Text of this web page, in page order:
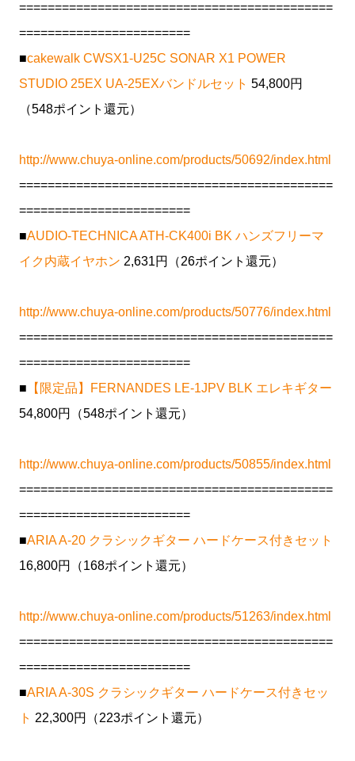
============================================
========================
■cakewalk CWSX1-U25C SONAR X1 POWER
STUDIO 25EX UA-25EXバンドルセット 54,800円
（548ポイント還元）
http://www.chuya-online.com/products/50692/index.html
============================================
========================
■AUDIO-TECHNICA ATH-CK400i BK ハンズフリーマ
イク内蔵イヤホン 2,631円（26ポイント還元）
http://www.chuya-online.com/products/50776/index.html
============================================
========================
■ 【限定品】FERNANDES LE-1JPV BLK エレキギター
54,800円（548ポイント還元）
http://www.chuya-online.com/products/50855/index.html
============================================
========================
■ARIA A-20 クラシックギター ハードケース付きセット
16,800円（168ポイント還元）
http://www.chuya-online.com/products/51263/index.html
============================================
========================
■ARIA A-30S クラシックギター ハードケース付きセッ
ト 22,300円（223ポイント還元）